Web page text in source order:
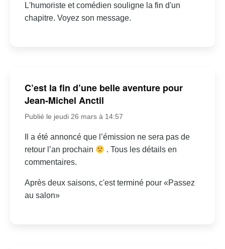
L'humoriste et comédien souligne la fin d'un
chapitre. Voyez son message.
C’est la fin d’une belle aventure pour
Jean-Michel Anctil
Publié le jeudi 26 mars à 14:57
Il a été annoncé que l’émission ne sera pas de
retour l’an prochain
. Tous les détails en
commentaires.
Après deux saisons, c'est terminé pour «Passez
au salon»